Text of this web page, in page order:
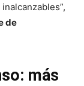
de
más